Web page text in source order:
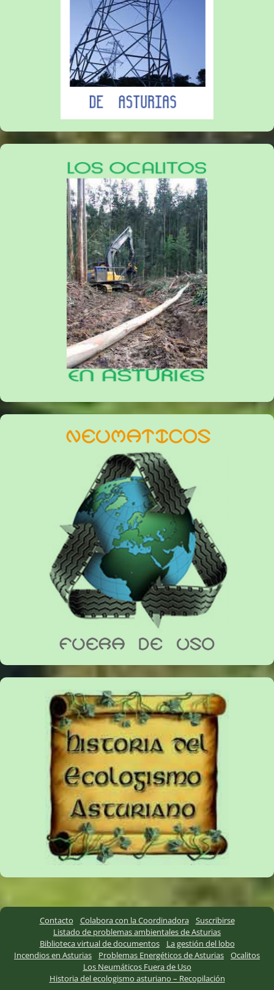
Contacto Colabora con la Coordinadora
Suscribirse
Listado de problemas ambientales de Asturias
Biblioteca virtual de documentos
La gestión del lobo
Incendios en Asturias
Problemas Energéticos de Asturias
Ocalitos
Los Neumáticos Fuera de Uso
Historia del ecologismo asturiano – Recopilación